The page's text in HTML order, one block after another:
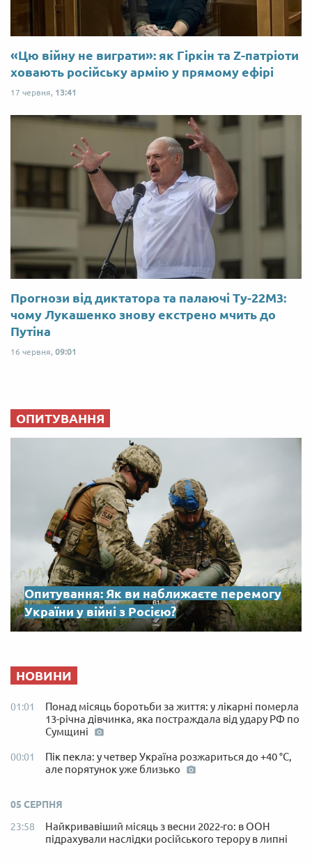
«Цю війну не виграти»: як Гіркін та Z-патріоти
ховають російську армію у прямому ефірі
17 червня, 13:41
Прогнози від диктатора та палаючі Ту-22М3:
чому Лукашенко знову екстрено мчить до
Путіна
16 червня, 09:01
ОПИТУВАННЯ
Опитування: Як ви наближаєте перемогу
України у війні з Росією?
НОВИНИ
01:01
Понад місяць боротьби за життя: у лікарні померла
13-річна дівчинка, яка постраждала від удару РФ по
Сумщині
00:01
Пік пекла: у четвер Україна розжариться до +40 °C,
але порятунок уже близько
05 СЕРПНЯ
23:58
Найкривавіший місяць з весни 2022-го: в ООН
підрахували наслідки російського терору в липні